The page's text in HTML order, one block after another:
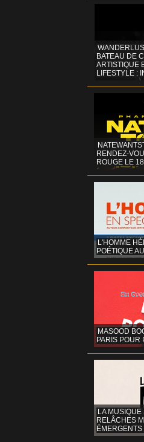
BATEAU DE
ARTISTIQUE
LIFESTYLE :
RENDEZ-
ROUGE LE
L'HOMME
POÉTIQUE
MASOOD
PARIS POUR
LA
RELÂCHES